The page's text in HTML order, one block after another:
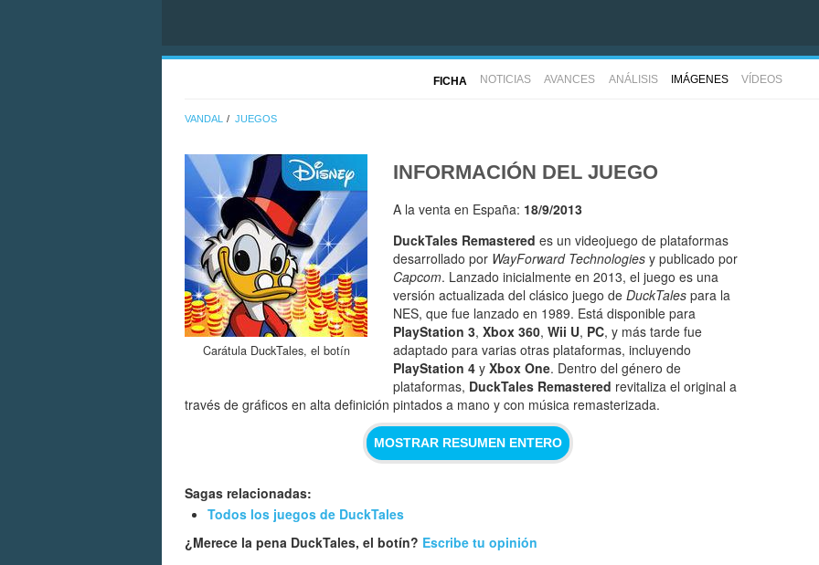
FICHA NOTICIAS AVANCES ANÁLISIS IMÁGENES VÍDEOS
VANDAL JUEGOS
Carátula DuckTales, el botín
INFORMACIÓN DEL JUEGO
A la venta en España: 18/9/2013
DuckTales Remastered es un videojuego de plataformas
desarrollado por WayForward Technologies y publicado por
Capcom. Lanzado inicialmente en 2013, el juego es una
versión actualizada del clásico juego de DuckTales para la
NES, que fue lanzado en 1989. Está disponible para
PlayStation 3, Xbox 360, Wii U, PC, y más tarde fue
adaptado para varias otras plataformas, incluyendo
PlayStation 4 y Xbox One. Dentro del género de
plataformas, DuckTales Remastered revitaliza el original a
través de gráficos en alta definición pintados a mano y con música remasterizada.
MOSTRAR RESUMEN ENTERO
Sagas relacionadas:
Todos los juegos de DuckTales
¿Merece la pena DuckTales, el botín? Escribe tu opinión